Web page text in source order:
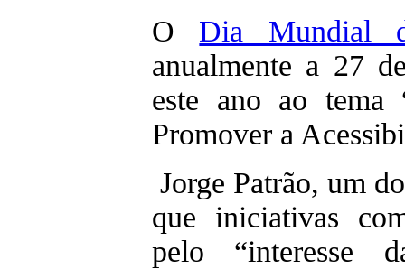
O Dia Mundial
anualmente a 27
este ano ao tema
Promover a
Jorge Patrão, um
que iniciativas
pelo “interesse